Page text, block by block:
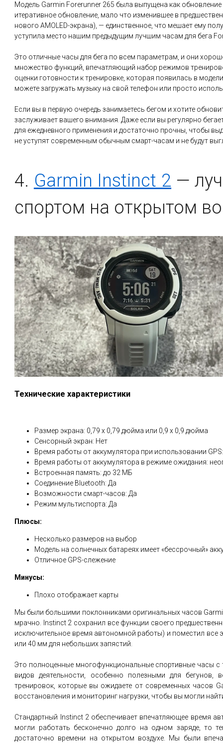
Модель Garmin Forerunner 265 была выпущена как
итеративное обновление, мало что изменившее в
нового AMOLED-экрана), — единственное, что мешает ему
уступила место нашим предыдущим лучшим часам для бега
Это отличные часы для бега по всем параметрам, и они
множество функций, впечатляющий набор режимов
оценки готовности к тренировке, которая появилась в
можете загружать музыку на свой телефон или просто
Если вы в первую очередь занимаетесь бегом и хотите
заслуживает вашего внимания. Даже если вы регулярно
для ежедневного применения и достаточно прочны, чтобы
не уступят современным обычным смарт-часам и не будут
4. Garmin Instinct 2 —
спортом на открытом
Технические характеристики
Размер экрана: 0,79 x 0,79 дюйма или 0,9 x 0,9 дюйма
Сенсорный экран: Нет
Время работы от аккумулятора при использовании
Время работы от аккумулятора в режиме ожидания:
Встроенная память: до 32 МБ
Соединение Bluetooth: Да
Возможности смарт-часов: Да
Режим мультиспорта: Да
Плюсы:
Несколько размеров на выбор
Модель на солнечных батареях имеет «бессрочный»
Отличное GPS-слежение
Минусы:
Плохо отображает карты
Мы были большими поклонниками оригинальных часов
мрачно. Instinct 2 сохранил все функции своего
исключительное время автономной работы) и поместил все
или 40 мм для небольших запястий.
Это полноценные многофункциональные спортивные часы
видов деятельности, особенно полезными для бегунов,
тренировок, которые вы ожидаете от современных часов
восстановления и мониторинг нагрузки, чтобы вы могли
Стандартный Instinct 2 обеспечивает впечатляющее время
могли работать бесконечно долго на одном заряде, то
достаточно времени на открытом воздухе. Мы были